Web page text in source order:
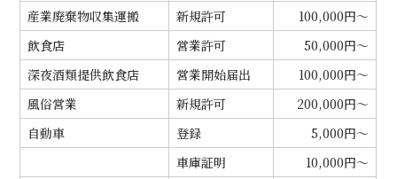
産業廃棄物収集運搬
新規許可
100,000円～
飲食店
営業許可
50,000円～
深夜酒類提供飲食店
営業開始届出
100,000円～
風俗営業
新規許可
200,000円～
自動車
登録
5,000円～
車庫証明
10,000円～